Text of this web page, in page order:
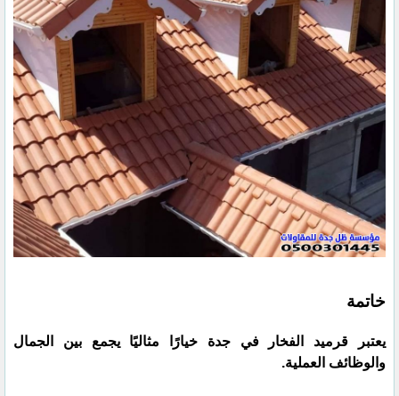
خاتمة
يعتبر قرميد الفخار في جدة خيارًا مثاليًا يجمع بين الجمال
والوظائف العملية.